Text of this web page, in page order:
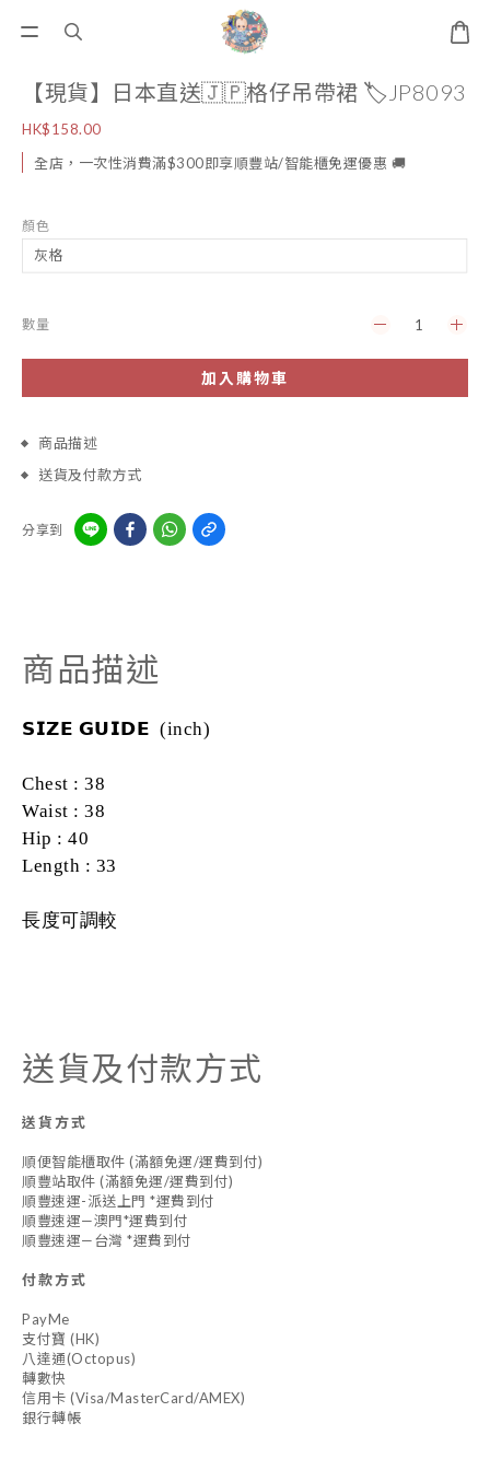
【現貨】日本直送🇯🇵格仔吊帶裙 🏷️JP8093
HK$158.00
全店，一次性消費滿$300即享順豐站/智能櫃免運優惠 🚚
顏色
數量
加入購物車
商品描述
送貨及付款方式
分享到
商品描述
𝗦𝗜𝗭𝗘 𝗚𝗨𝗜𝗗𝗘 (inch)
Chest : 38
Waist : 38
Hip : 40
Length : 33
長度可調較
送貨及付款方式
送貨方式
順便智能櫃取件 (滿額免運/運費到付)
順豐站取件 (滿額免運/運費到付)
順豐速運-派送上門 *運費到付
順豐速運—澳門*運費到付
順豐速運—台灣 *運費到付
付款方式
PayMe
支付寶 (HK)
八達通(Octopus)
轉數快
信用卡 (Visa/MasterCard/AMEX)
銀行轉帳